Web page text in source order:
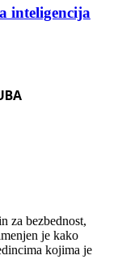
inteligencija
za bezbednost,
je kako
kojima je